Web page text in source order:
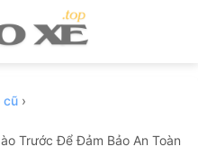
cũ ›
Trước Để Đảm Bảo An Toàn